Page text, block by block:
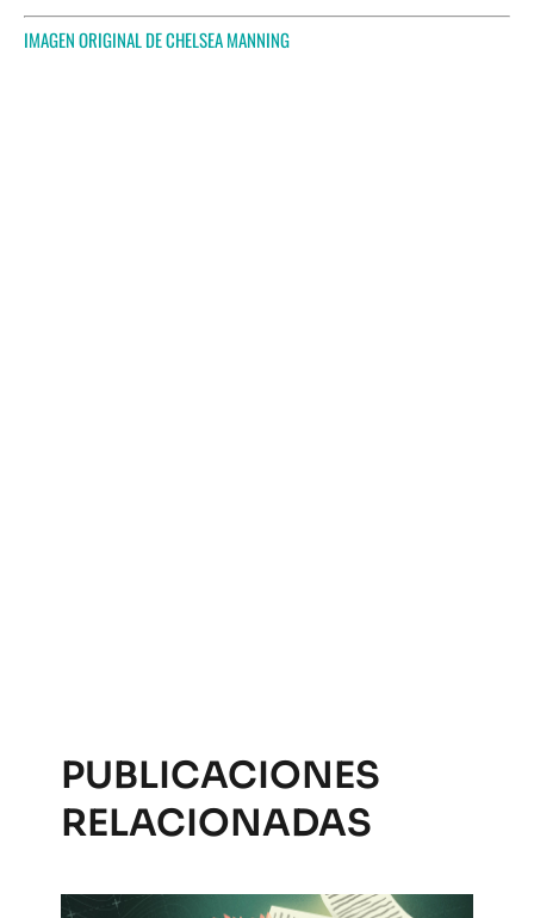
IMAGEN ORIGINAL DECHELSEA MANNING
PUBLICACIONES
RELACIONADAS